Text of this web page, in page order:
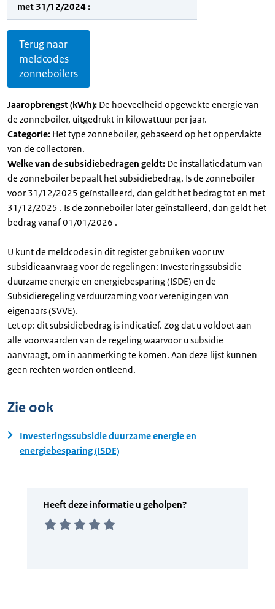
met 31/12/2024 :
Terug naar
meldcodes
zonneboilers
Jaaropbrengst (kWh): De hoeveelheid opgewekte energie van
de zonneboiler, uitgedrukt in kilowattuur per jaar.
Categorie: Het type zonneboiler, gebaseerd op het oppervlakte
van de collectoren.
Welke van de subsidiebedragen geldt: De installatiedatum van
de zonneboiler bepaalt het subsidiebedrag. Is de zonneboiler
voor 31/12/2025 geïnstalleerd, dan geldt het bedrag tot en met
31/12/2025 . Is de zonneboiler later geïnstalleerd, dan geldt het
bedrag vanaf 01/01/2026 .
U kunt de meldcodes in dit register gebruiken voor uw
subsidieaanvraag voor de regelingen: Investeringssubsidie
duurzame energie en energiebesparing (ISDE) en de
Subsidieregeling verduurzaming voor verenigingen van
eigenaars (SVVE).
Let op: dit subsidiebedrag is indicatief. Zog dat u voldoet aan
alle voorwaarden van de regeling waarvoor u subsidie
aanvraagt, om in aanmerking te komen. Aan deze lijst kunnen
geen rechten worden ontleend.
Zie ook
Investeringssubsidie duurzame energie en
energiebesparing (ISDE)